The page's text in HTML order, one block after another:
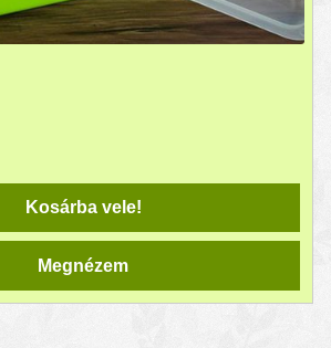
Kosárba vele!
Megnézem